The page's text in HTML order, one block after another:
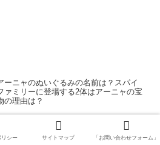
ーニャのぬいぐるみの名前は？スパイ
ァミリーに登場する2体はアーニャの宝
の理由は？
ラ）と雷
リシー サイトマップ 「お問い合わせフォーム」